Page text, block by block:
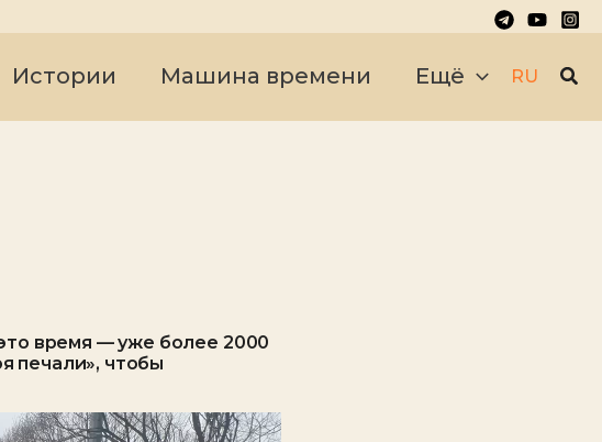
Истории Машина времени Ещё RU
время — уже более 2000
печали», чтобы